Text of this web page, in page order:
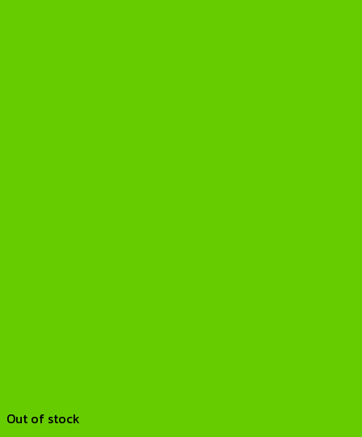
Out of stock